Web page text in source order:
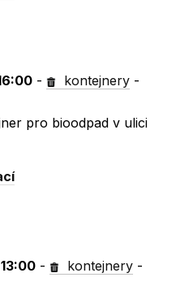
- kontejnery -
pro bioodpad v ulici
- kontejnery -